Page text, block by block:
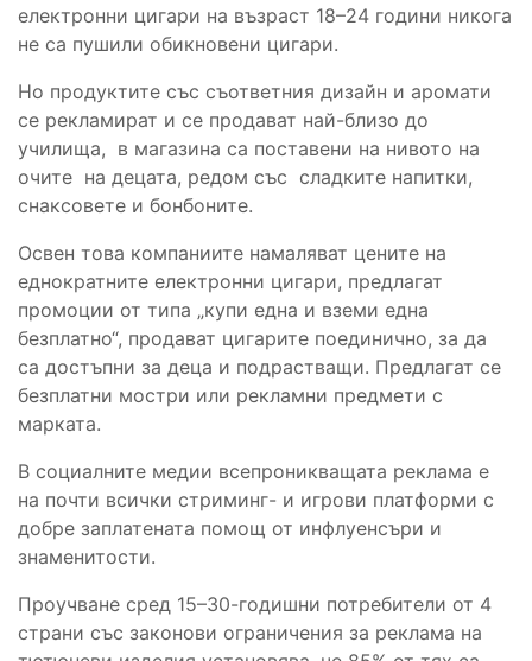
електронни цигари на възраст 18–24 години никога
не са пушили обикновени цигари.
Но продуктите със съответния дизайн и аромати
се рекламират и се продават най-близо до
училища, в магазина са поставени на нивото на
очите на децата, редом със сладките напитки,
снаксовете и бонбоните.
Освен това компаниите намаляват цените на
еднократните електронни цигари, предлагат
промоции от типа „купи една и вземи една
безплатно“, продават цигарите поединично, за да
са достъпни за деца и подрастващи. Предлагат се
безплатни мостри или рекламни предмети с
марката.
В социалните медии всепроникващата реклама е
на почти всички стриминг- и игрови платформи с
добре заплатената помощ от инфлуенсъри и
знаменитости.
Проучване сред 15–30-годишни потребители от 4
страни със законови ограничения за реклама на